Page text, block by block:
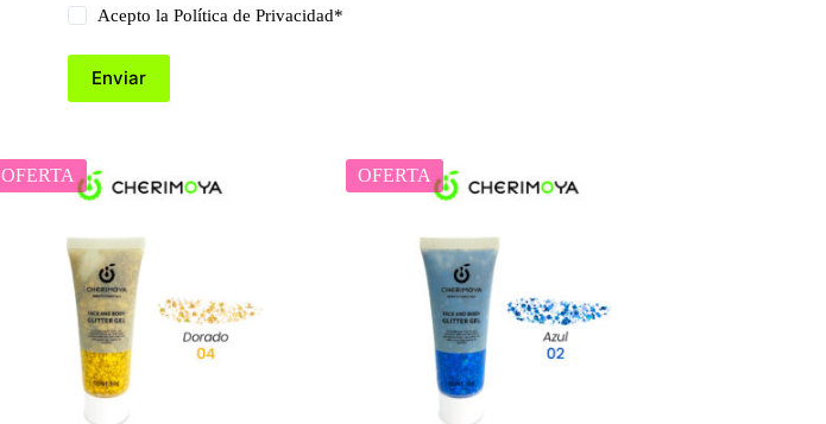
Acepto la Política de Privacidad*
Enviar
OFERTA OFERTA